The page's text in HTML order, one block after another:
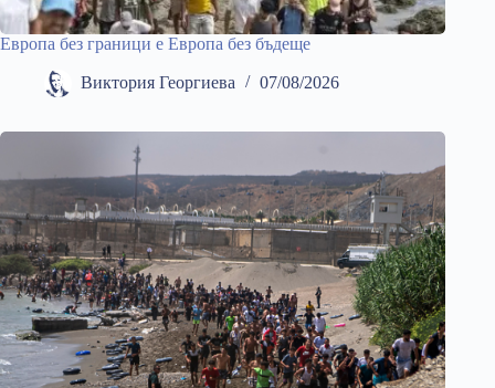
Европа без граници е Европа без бъдеще
Виктория Георгиева 07/08/2026